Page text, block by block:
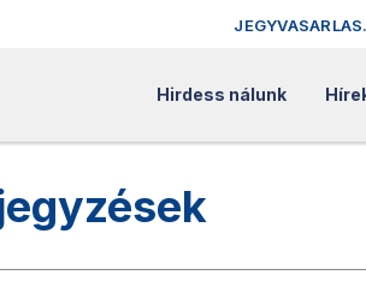
Hirdess nálunk